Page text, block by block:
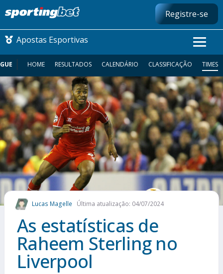
Registre-se
Apostas Esportivas
CONMEBOL LIBERTADORES
FUTEBOL NACIONAL
FUTEBOL INTERNACIONAL
COMO APOSTAR
MAIS ESPORTES
HOME RESULTADOS CALENDÁRIO CLASSIFICAÇÃO TIMES
Lucas Magelle Última atualização: 04/07/2024
As estatísticas de
Raheem Sterling no
Liverpool